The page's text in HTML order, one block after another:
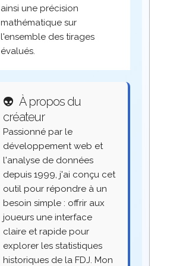
ainsi une précision
mathématique sur
l'ensemble des tirages
évalués.
👽 À propos du
créateur
Passionné par le
développement web et
l'analyse de données
depuis 1999, j'ai conçu cet
outil pour répondre à un
besoin simple : offrir aux
joueurs une interface
claire et rapide pour
explorer les statistiques
historiques de la FDJ. Mon